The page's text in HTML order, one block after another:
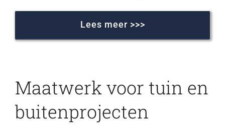
Lees meer >>>
Maatwerk voor tuin en
buitenprojecten